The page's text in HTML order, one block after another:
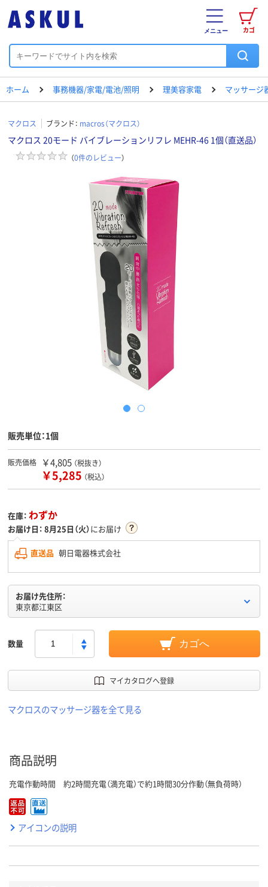
カゴ
メニュー
ホーム 事務機器/家電/電池/照明 理美容家電 マッサージ
マクロス ブランド： macros（マクロス）
マクロス 20モード バイブレーションリフレ MEHR-46 1個（直送品）
（0件のレビュー）
販売単位：1個
販売価格 ￥4,805 （税抜き）
￥5,285 （税込）
在庫： わずか
お届け日： 8月25日（火）にお届け
直送品 朝日電器株式会社
お届け先住所：
東京都江東区
数量 カゴへ
マイカタログへ登録
マクロスのマッサージ器を全て見る
商品説明
充電作動時間 約2時間充電（満充電）で約1時間30分作動（無負荷時）
アイコンの説明